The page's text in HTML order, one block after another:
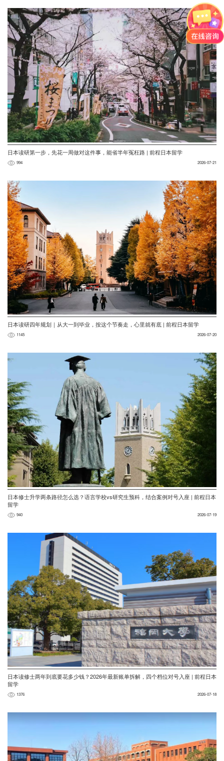
日本读研第一步，先花一周做对这件事，能省半年冤枉路 | 前程日本留学
994 2026-07-21
日本读研四年规划｜从大一到毕业，按这个节奏走，心里就有底 | 前程日本留学
1145 2026-07-20
日本修士升学两条路径怎么选？语言学校vs研究生预科，结合案例对号入座 | 前程日本
留学
940 2026-07-19
日本读修士两年到底要花多少钱？2026年最新账单拆解，四个档位对号入座 | 前程日本
留学
1376 2026-07-18